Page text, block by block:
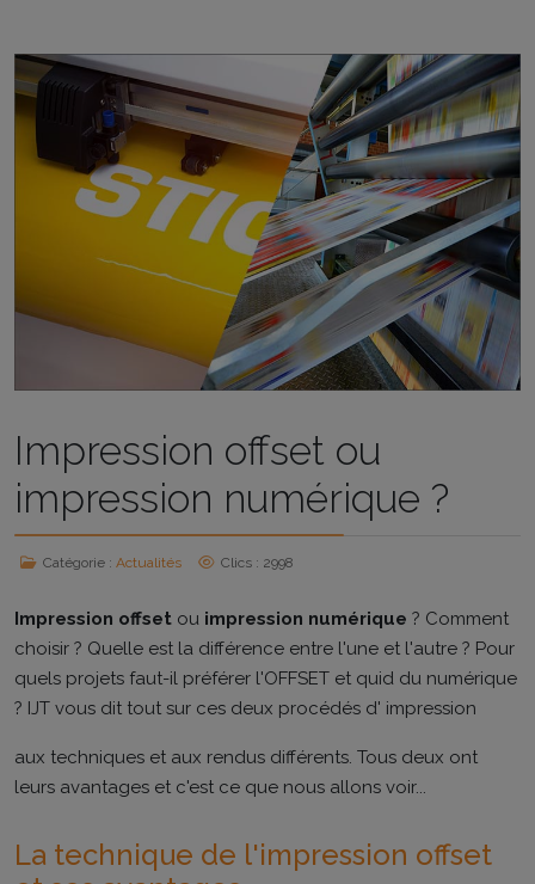
Impression offset ou
impression numérique ?
Catégorie : Actualités Clics : 2998
Impression offset ou impression numérique ? Comment
choisir ? Quelle est la différence entre l'une et l'autre ? Pour
quels projets faut-il préférer l'OFFSET et quid du numérique
? IJT vous dit tout sur ces deux procédés d' impression
aux techniques et aux rendus différents. Tous deux ont
leurs avantages et c'est ce que nous allons voir...
La technique de l'impression offset